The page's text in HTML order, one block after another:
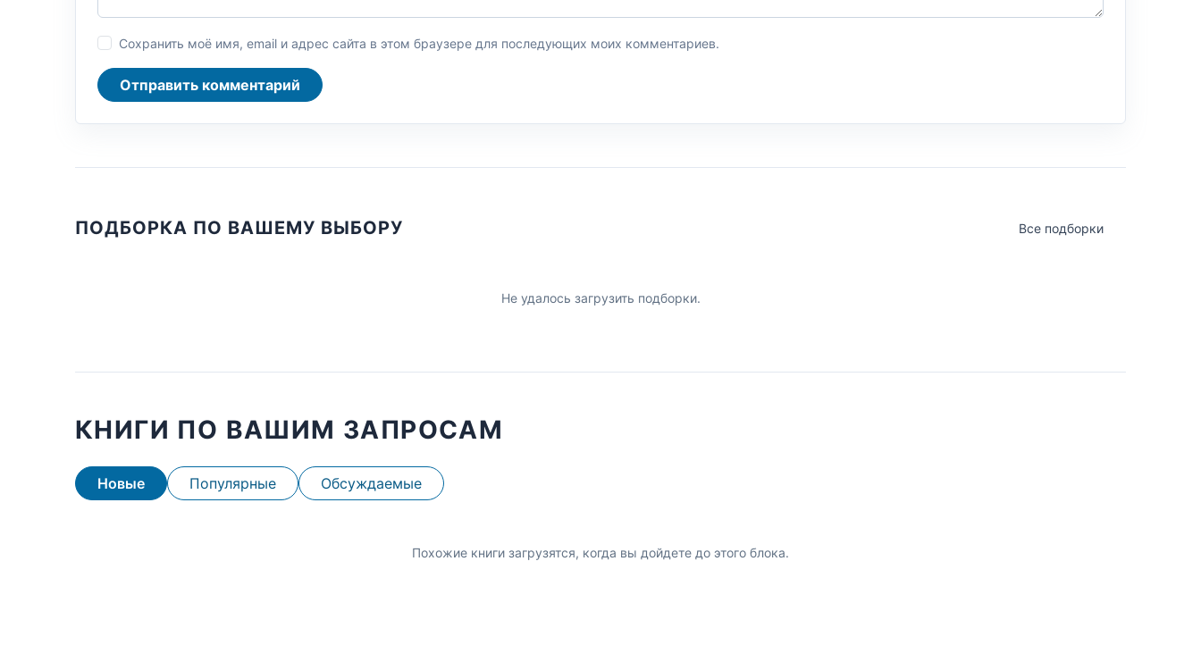
Сохранить моё имя, email и адрес сайта в этом браузере для последующих моих комментариев.
Отправить комментарий
ПОДБОРКА ПО ВАШЕМУ ВЫБОРУ Все подборки
Не удалось загрузить подборки.
КНИГИ ПО ВАШИМ ЗАПРОСАМ
Новые Популярные Обсуждаемые
Похожие книги загрузятся, когда вы дойдете до этого блока.